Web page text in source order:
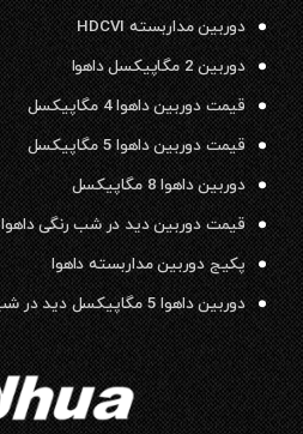
دوربین مداربسته HDCVI
دوربین 2 مگاپیکسل داهوا
قیمت دوربین داهوا 4 مگاپیکسل
قیمت دوربین داهوا 5 مگاپیکسل
دوربین داهوا 8 مگاپیکسل
قیمت دوربین دید در شب رنگی داهوا
پکیج دوربین مداربسته داهوا
دوربین داهوا 5 مگاپیکسل دید در شب رنگی